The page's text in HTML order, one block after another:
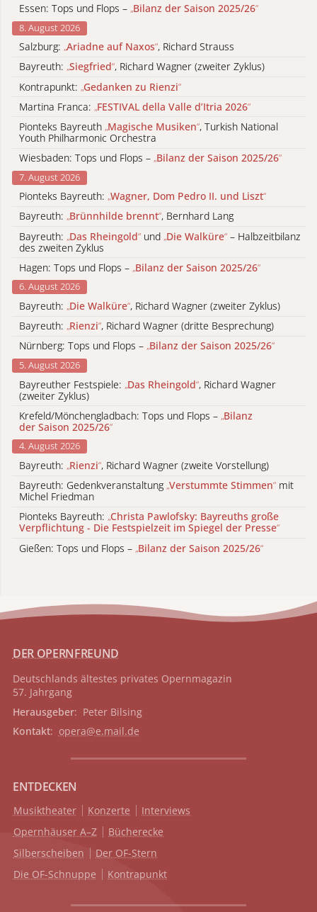
Essen: Tops und Flops – „Bilanz der Saison 2025/26“
8. August 2026
Salzburg: „Ariadne auf Naxos“, Richard Strauss
Bayreuth: „Siegfried“, Richard Wagner (zweiter Zyklus)
Kontrapunkt: „Gedanken zu Rienzi“
Martina Franca: „FESTIVAL della Valle d’Itria 2026“
Pionteks Bayreuth „Magische Musiken“, Turkish National
Youth Philharmonic Orchestra
Wiesbaden: Tops und Flops – „Bilanz der Saison 2025/26“
7. August 2026
Pionteks Bayreuth: „Wagner, Dom Pedro II. und Liszt“
Bayreuth: „Brünnhilde brennt“, Bernhard Lang
Bayreuth: „Das Rheingold“ und „Die Walküre“ – Halbzeitbilanz
des zweiten Zyklus
Hagen: Tops und Flops – „Bilanz der Saison 2025/26“
6. August 2026
Bayreuth: „Die Walküre“, Richard Wagner (zweiter Zyklus)
Bayreuth: „Rienzi“, Richard Wagner (dritte Besprechung)
Nürnberg: Tops und Flops – „Bilanz der Saison 2025/26“
5. August 2026
Bayreuther Festspiele: „Das Rheingold“, Richard Wagner
(zweiter Zyklus)
Krefeld/Mönchengladbach: Tops und Flops – „Bilanz
der Saison 2025/26“
4. August 2026
Bayreuth: „Rienzi“, Richard Wagner (zweite Vorstellung)
Bayreuth: Gedenkveranstaltung „Verstummte Stimmen“ mit
Michel Friedman
Pionteks Bayreuth: „Christa Pawlofsky: Bayreuths große
Verpflichtung - Die Festspielzeit im Spiegel der Presse“
Gießen: Tops und Flops – „Bilanz der Saison 2025/26“
DER OPERNFREUND
Deutschlands ältestes privates Opernmagazin
57. Jahrgang
Herausgeber: Peter Bilsing
Kontakt: opera@e.mail.de
ENTDECKEN
Musiktheater Konzerte
Interviews
Opernhäuser A–Z
Bücherecke
Silberscheiben
Der OF-Stern
Die OF-Schnuppe
Kontrapunkt